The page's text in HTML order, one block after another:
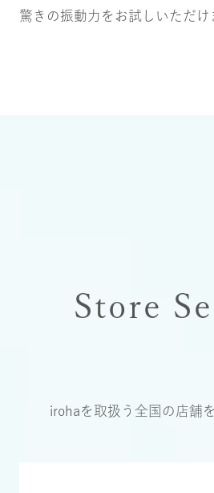
驚きの振動⼒をお試しいただけ
Store
irohaを取扱う全国の店舗